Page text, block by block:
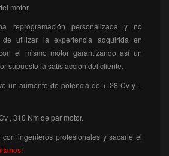
motor.
reprogramación personalizada y no
de utilizar la experiencia adquirida en
el mismo motor garantizando así un
supuesto la satisfacción del cliente.
un aumento de potencia de + 28 Cv y +
, 310 Nm de par motor.
con ingenieros profesionales y sacarle el
!